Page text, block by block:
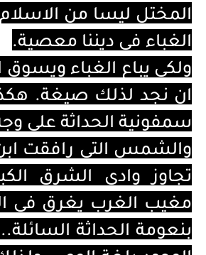
المختل ليسا من
الغباء في ديننا معصية.
ولكي يباع الغباء
ان نجد لذلك صيغة.
سمفونية الحداثة على
والشمس التي رافقت
تجاوز وادي الشرق
مغيب الغرب يغرق في
بنعومة الحداثة